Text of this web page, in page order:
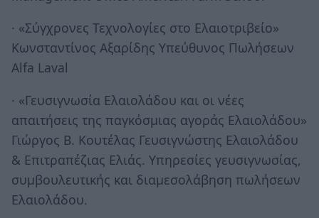
· «Σύγχρονες Τεχνολογίες στο Ελαιοτριβείο»
Κωνσταντίνος Αξαρίδης Υπεύθυνος Πωλήσεων
Alfa Laval
· «Γευσιγνωσία Ελαιολάδου και οι νέες
απαιτήσεις της παγκόσμιας αγοράς Ελαιολάδου»
Γιώργος Β. Κουτέλας Γευσιγνώστης Ελαιολάδου
& Επιτραπέζιας Ελιάς. Υπηρεσίες γευσιγνωσίας,
συμβουλευτικής και διαμεσολάβηση πωλήσεων
Ελαιολάδου.